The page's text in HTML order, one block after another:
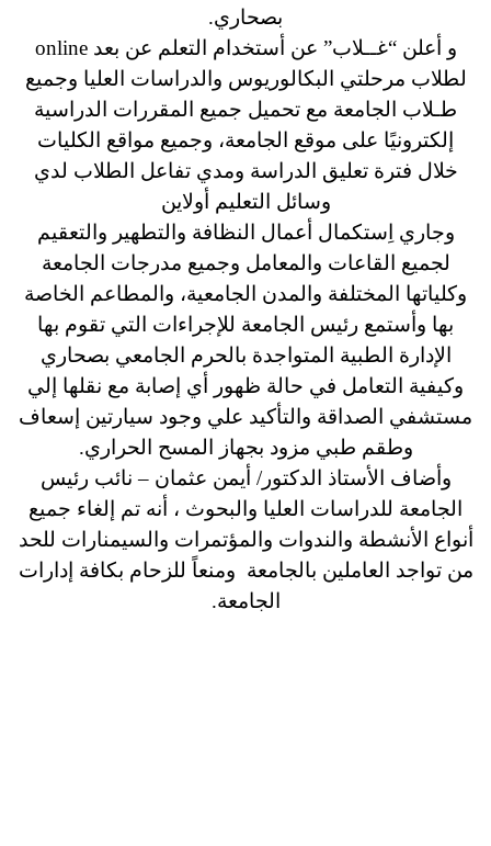
بصحاري.
و أعلن “غــلاب” عن أستخدام التعلم عن بعد online
لطلاب مرحلتي البكالوريوس والدراسات العليا وجميع
طـلاب الجامعة مع تحميل جميع المقررات الدراسية
إلكترونيًا على موقع الجامعة، وجميع مواقع الكليات
خلال فترة تعليق الدراسة ومدي تفاعل الطلاب لدي
وسائل التعليم أولاين
وجاري اِستكمال أعمال النظافة والتطهير والتعقيم
لجميع القاعات والمعامل وجميع مدرجات الجامعة
وكلياتها المختلفة والمدن الجامعية، والمطاعم الخاصة
بها وأستمع رئيس الجامعة للإجراءات التي تقوم بها
الإدارة الطبية المتواجدة بالحرم الجامعي بصحاري
وكيفية التعامل في حالة ظهور أي إصابة مع نقلها إلي
مستشفي الصداقة والتأكيد علي وجود سيارتين إسعاف
وطقم طبي مزود بجهاز المسح الحراري.
وأضاف الأستاذ الدكتور/ أيمن عثمان – نائب رئيس
الجامعة للدراسات العليا والبحوث ، أنه تم إلغاء جميع
أنواع الأنشطة والندوات والمؤتمرات والسيمنارات للحد
من تواجد العاملين بالجامعة ومنعاً للزحام بكافة إدارات
الجامعة.